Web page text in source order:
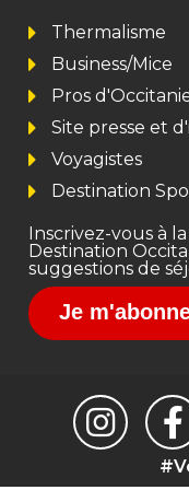
Thermalisme
Business/Mice
Pros
Site presse et
Voyagistes
Destination
Inscrivez-vous à
Destination
suggestions de
Je